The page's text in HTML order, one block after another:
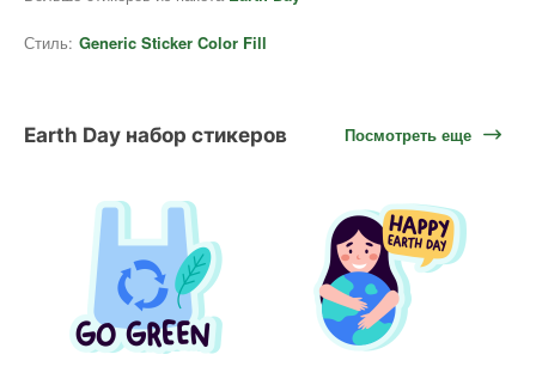
Стиль: Generic Sticker Color Fill
Earth Day набор стикеров Посмотреть еще